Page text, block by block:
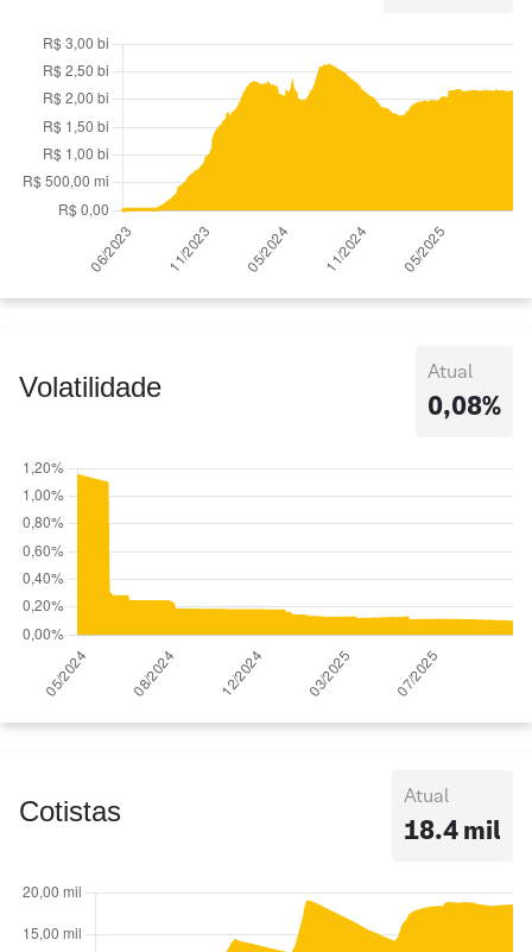
Volatilidade Atual
0,08%
Cotistas Atual
18.4 mil